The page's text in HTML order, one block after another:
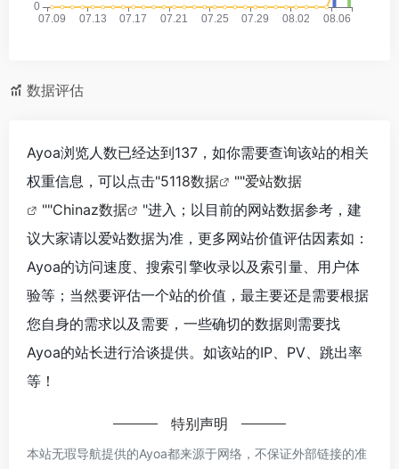
数据评估
Ayoa浏览人数已经达到137，如你需要查询该站的相关
权重信息，可以点击"5118数据 ""爱站数据
""Chinaz数据
"进入；以目前的网站数据参考，建
议大家请以爱站数据为准，更多网站价值评估因素如：
Ayoa的访问速度、搜索引擎收录以及索引量、用户体
验等；当然要评估一个站的价值，最主要还是需要根据
您自身的需求以及需要，一些确切的数据则需要找
Ayoa的站长进行洽谈提供。如该站的IP、PV、跳出率
等！
特别声明
本站无瑕导航提供的Ayoa都来源于网络，不保证外部链接的准